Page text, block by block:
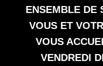
ENSEMBLE DE
VOUS ET
VOUS
VENDREDI